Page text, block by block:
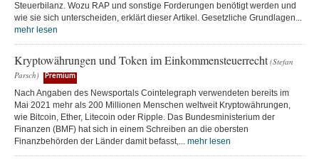
Steuerbilanz. Wozu RAP und sonstige Forderungen benötigt werden und
wie sie sich unterscheiden, erklärt dieser Artikel. Gesetzliche Grundlagen...
mehr lesen
Kryptowährungen und Token im Einkommensteuerrecht (Stefan
Parsch)
Premium
Nach Angaben des Newsportals Cointelegraph verwendeten bereits im
Mai 2021 mehr als 200 Millionen Menschen weltweit Kryptowährungen,
wie Bitcoin, Ether, Litecoin oder Ripple. Das Bundesministerium der
Finanzen (BMF) hat sich in einem Schreiben an die obersten
Finanzbehörden der Länder damit befasst,... mehr lesen